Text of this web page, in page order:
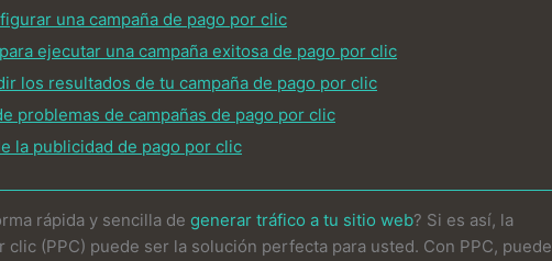
una campaña de pago por clic
ejecutar una campaña exitosa de pago por clic
los resultados de tu campaña de pago por clic
problemas de campañas de pago por clic
la publicidad de pago por clic
rápida y sencilla de generar tráfico a tu sitio web? Si es así, la
clic (PPC) puede ser la solución perfecta para usted. Con PPC, puede